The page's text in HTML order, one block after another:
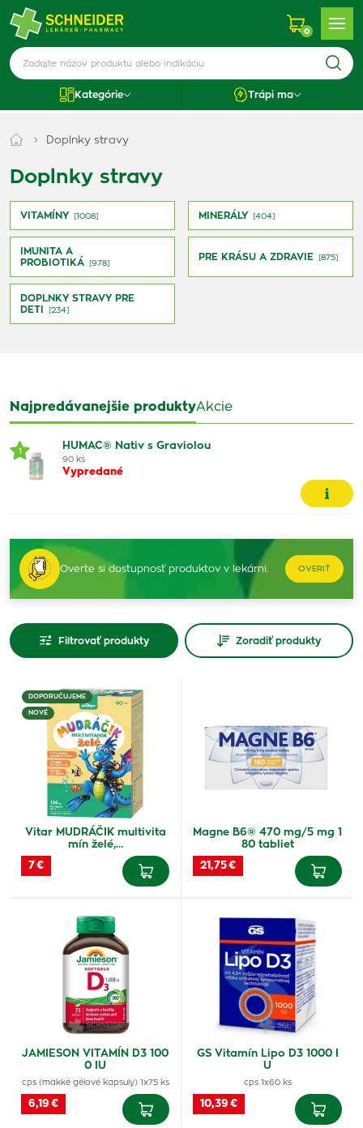
0
Kategórie Trápi ma
Doplnky stravy
Doplnky stravy
VITAMÍNY [1008] MINERÁLY [404]
IMUNITA A
PROBIOTIKÁ
[978]
PRE KRÁSU A ZDRAVIE [875]
DOPLNKY STRAVY PRE
DETI
[234]
Najpredávanejšie produktyAkcie
1 HUMAC® Nativ s Graviolou
90 ks
Vypredané
Overte si dostupnosť produktov v lekárni. OVERIŤ
Filtrovať produkty Zoradiť produkty
DOPORUČUJEME
NOVÉ
Vitar MUDRÁČIK multivita
mín želé,…
7 €
Magne B6® 470 mg/5 mg 1
80 tabliet
21,75 €
JAMIESON VITAMÍN D3 100
0 IU
cps (mäkké gélové kapsuly) 1x75 ks
6,19 €
GS Vitamín Lipo D3 1000 I
U
cps 1x60 ks
10,39 €